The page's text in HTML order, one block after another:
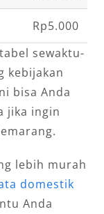
Rp5.000
sewaktu-
kebijakan
bisa Anda
jika ingin
lebih murah
domestik
Anda